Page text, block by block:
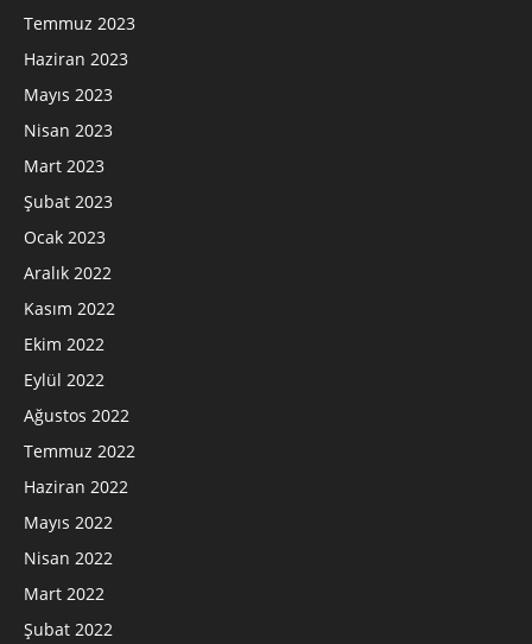
Temmuz 2023
Haziran 2023
Mayıs 2023
Nisan 2023
Mart 2023
Şubat 2023
Ocak 2023
Aralık 2022
Kasım 2022
Ekim 2022
Eylül 2022
Ağustos 2022
Temmuz 2022
Haziran 2022
Mayıs 2022
Nisan 2022
Mart 2022
Şubat 2022